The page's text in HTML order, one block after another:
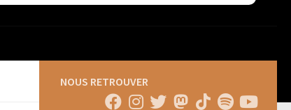
NOUS RETROUVER